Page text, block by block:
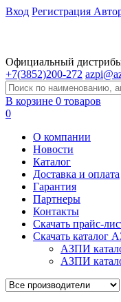
Вход Регистрация
Официальный
+7(3852)200-272
В корзине 0 товаров
0
О компании
Новости
Каталог
Доставка и оплата
Гарантия
Партнеры
Контакты
Скачать прайс-
Скачать каталог
АЗПИ
АЗПИ